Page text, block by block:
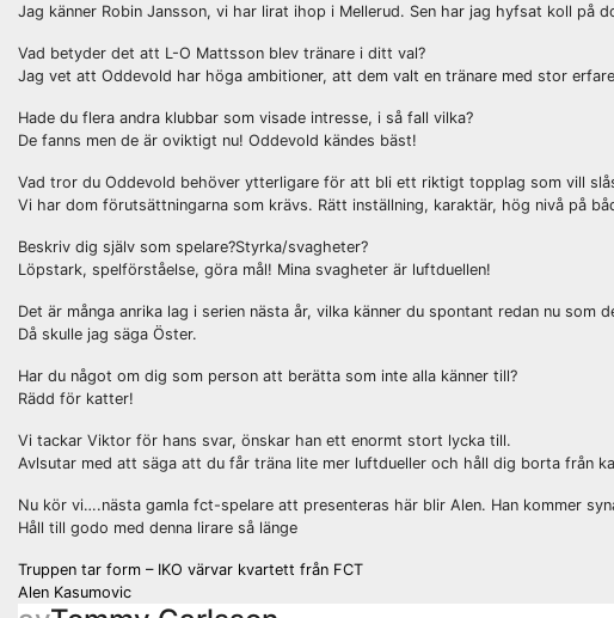
Jag känner Robin Jansson, vi har lirat ihop i Mellerud. Sen har jag hyfsat koll på
Vad betyder det att L-O Mattsson blev tränare i ditt val?
Jag vet att Oddevold har höga ambitioner, att dem valt en tränare med stor
Hade du flera andra klubbar som visade intresse, i så fall vilka?
De fanns men de är oviktigt nu! Oddevold kändes bäst!
Vad tror du Oddevold behöver ytterligare för att bli ett riktigt topplag som vill
Vi har dom förutsättningarna som krävs. Rätt inställning, karaktär, hög nivå på
Beskriv dig själv som spelare?Styrka/svagheter?
Löpstark, spelförståelse, göra mål! Mina svagheter är luftduellen!
Det är många anrika lag i serien nästa år, vilka känner du spontant redan nu som
Då skulle jag säga Öster.
Har du något om dig som person att berätta som inte alla känner till?
Rädd för katter!
Vi tackar Viktor för hans svar, önskar han ett enormt stort lycka till.
Avlsutar med att säga att du får träna lite mer luftdueller och håll dig borta från
Nu kör vi….nästa gamla fct-spelare att presenteras här blir Alen. Han kommer
Håll till godo med denna lirare så länge
Inläggsnavigering
Truppen tar form – IKO värvar kvartett från FCT
Alen Kasumovic